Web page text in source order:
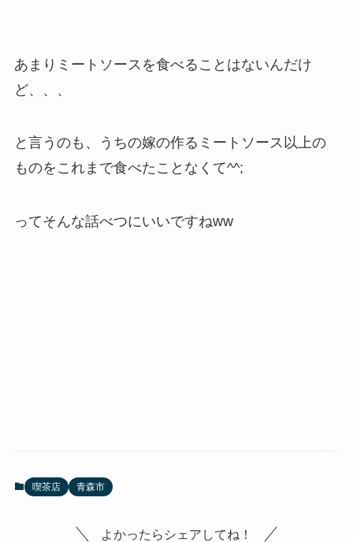
あまりミートソースを食べることはないんだけ
ど、、、
と言うのも、うちの嫁の作るミートソース以上の
ものをこれまで食べたことなくて^^;
ってそんな話べつにいいですねww
喫茶店 青森市
よかったらシェアしてね！